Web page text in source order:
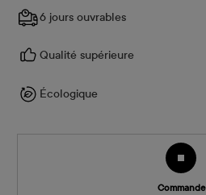
6 jours ouvrables
Qualité supérieure
Écologique
Commande